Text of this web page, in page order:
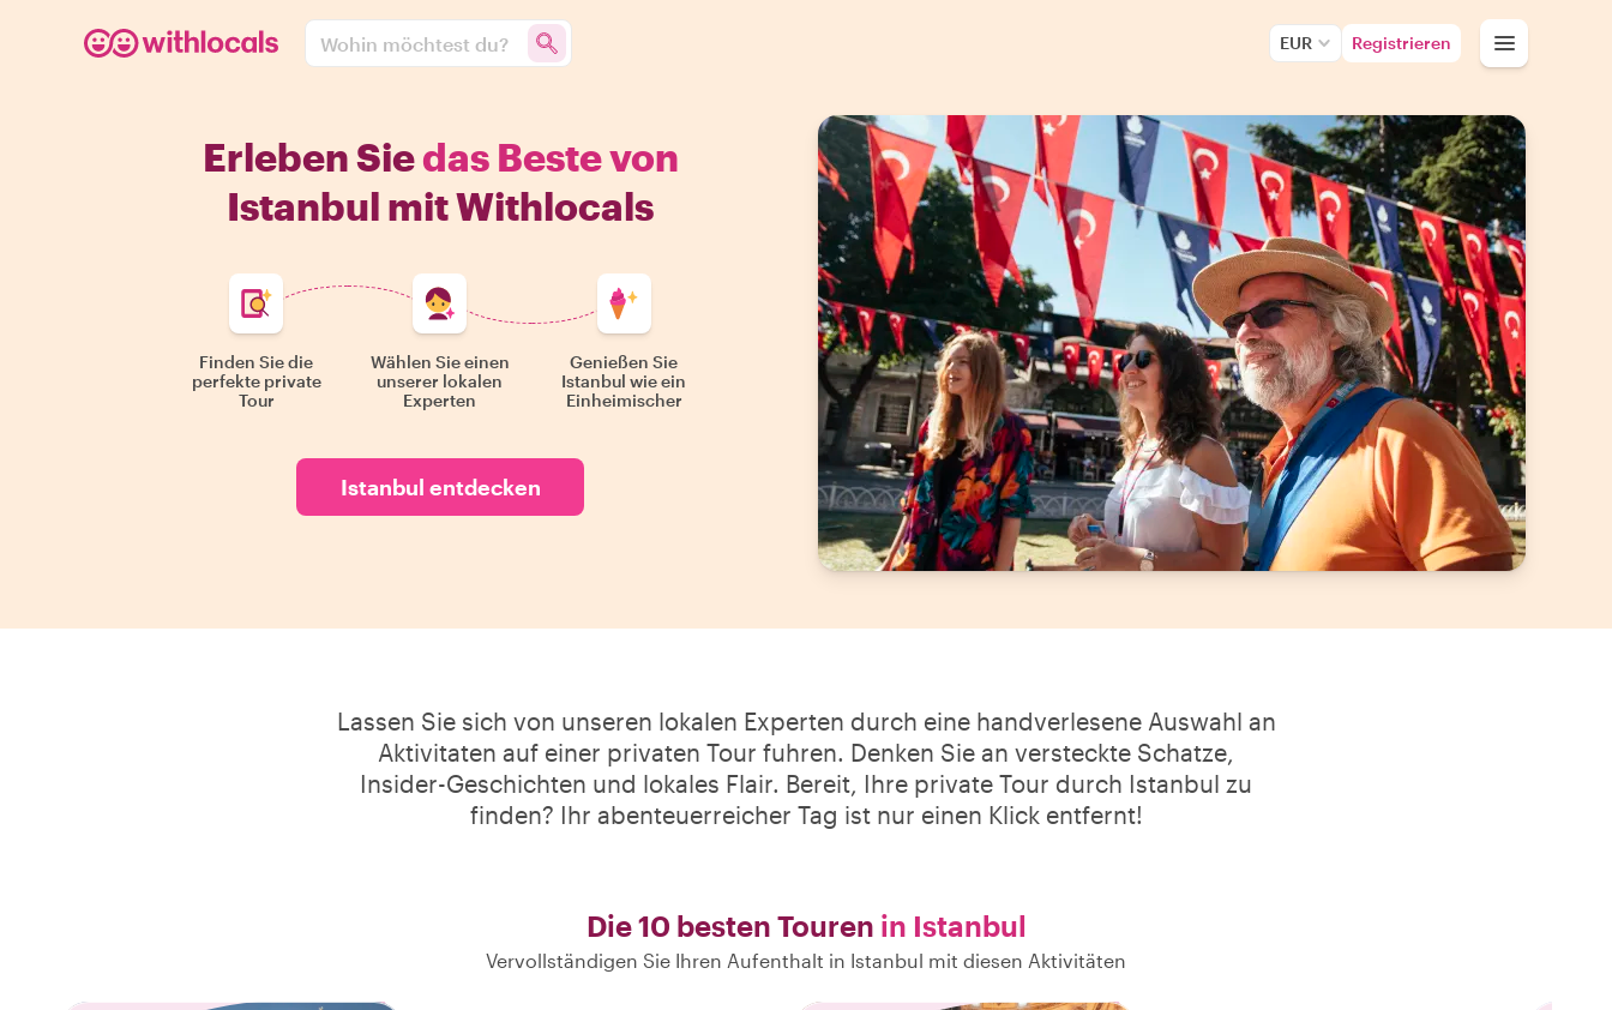
Wohin möchtest du? EUR Registrieren
Erleben Siedas Beste von
Istanbul mit Withlocals
Finden Sie die
perfekte private
Tour
Wählen Sie einen
unserer lokalen
Experten
Genießen Sie
Istanbul wie ein
Einheimischer
Istanbul entdecken
Lassen Sie sich von unseren lokalen Experten durch eine handverlesene Auswahl an
Aktivitaten auf einer privaten Tour fuhren. Denken Sie an versteckte Schatze,
Insider-Geschichten und lokales Flair. Bereit, Ihre private Tour durch Istanbul zu
finden? Ihr abenteuerreicher Tag ist nur einen Klick entfernt!
Die 10 besten Touren in Istanbul
Vervollständigen Sie Ihren Aufenthalt in Istanbul mit diesen Aktivitäten